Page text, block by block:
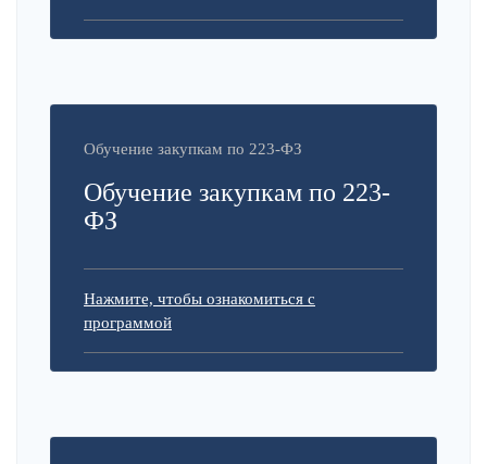
Обучение закупкам по 223-ФЗ
Обучение закупкам по 223-
ФЗ
Нажмите, чтобы ознакомиться с
программой